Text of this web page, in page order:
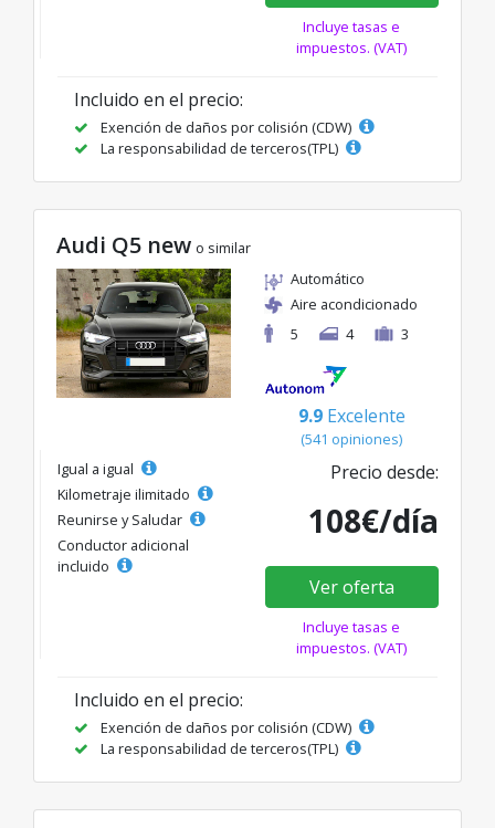
Incluye tasas e
impuestos. (VAT)
Incluido en el precio:
Exención de daños por colisión (CDW)
La responsabilidad de terceros(TPL)
Audi Q5 new o similar
Automático
Aire acondicionado
5
4 3
9.9 Excelente
(541 opiniones)
Igual a igual
Kilometraje ilimitado
Reunirse y Saludar
Conductor adicional
incluido
Precio desde:
108€/día
Ver oferta
Incluye tasas e
impuestos. (VAT)
Incluido en el precio:
Exención de daños por colisión (CDW)
La responsabilidad de terceros(TPL)